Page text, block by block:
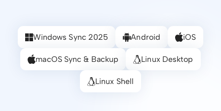
Windows Sync 2025 Android iOS
macOS Sync & Backup Linux Desktop
Linux Shell